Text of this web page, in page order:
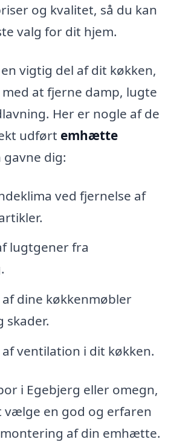
og kvalitet, så du kan
valg for dit hjem.
vigtig del af dit køkken,
at fjerne damp, lugte
Her er nogle af de
udført emhætte
gavne dig:
ved fjernelse af
lugtgener fra
dine køkkenmøbler
skader.
ventilation i dit køkken.
i Egebjerg eller omegn,
en god og erfaren
af din emhætte.